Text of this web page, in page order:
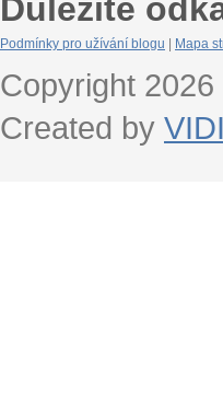
Důležité
Podmínky pro užívání blogu Mapa
Copyright 2026
Created by